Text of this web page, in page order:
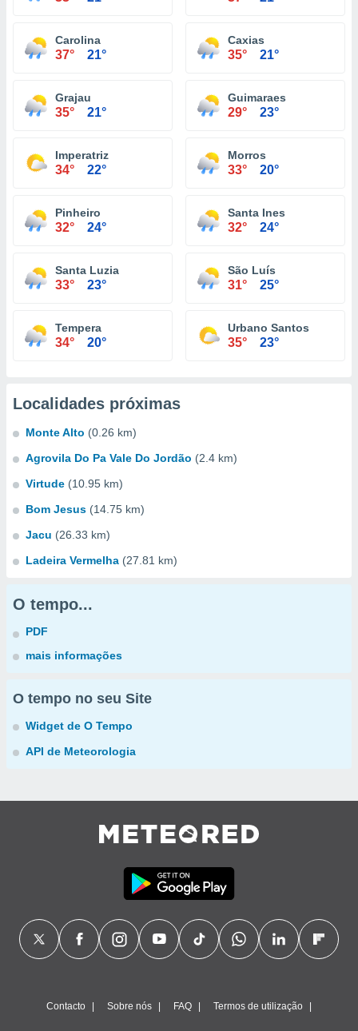
Carolina
37° 21°
Caxias
35° 21°
Grajau
35° 21°
Guimaraes
29° 23°
Imperatriz
34° 22°
Morros
33° 20°
Pinheiro
32° 24°
Santa Ines
32° 24°
Santa Luzia
33° 23°
São Luís
31° 25°
Tempera
34° 20°
Urbano Santos
35° 23°
Localidades próximas
Monte Alto (0.26 km)
Agrovila Do Pa Vale Do Jordão (2.4 km)
Virtude (10.95 km)
Bom Jesus (14.75 km)
Jacu (26.33 km)
Ladeira Vermelha (27.81 km)
O tempo...
PDF
mais informações
O tempo no seu Site
Widget de O Tempo
API de Meteorologia
Contacto Sobre nós FAQ Termos de utilização